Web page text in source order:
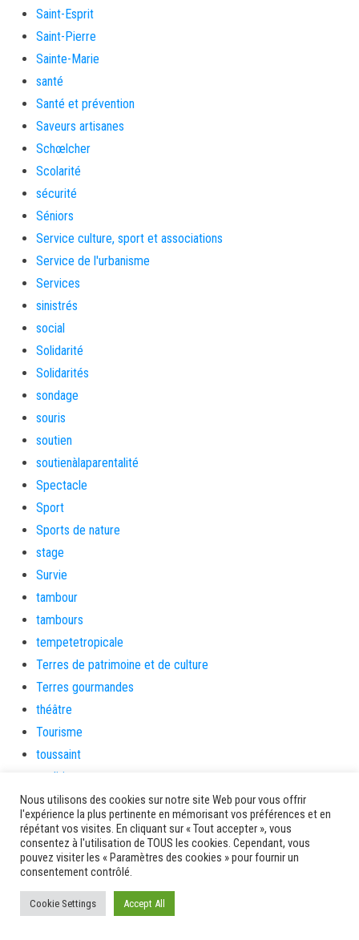
Saint-Esprit
Saint-Pierre
Sainte-Marie
santé
Santé et prévention
Saveurs artisanes
Schœlcher
Scolarité
sécurité
Séniors
Service culture, sport et associations
Service de l'urbanisme
Services
sinistrés
social
Solidarité
Solidarités
sondage
souris
soutien
soutienàlaparentalité
Spectacle
Sport
Sports de nature
stage
Survie
tambour
tambours
tempetetropicale
Terres de patrimoine et de culture
Terres gourmandes
théâtre
Tourisme
toussaint
tradition
Transition Energétique
Transport et routes
Travail
Travaux
Travaux THD
travaux utiles
Nous utilisons des cookies sur notre site Web pour vous offrir
l'expérience la plus pertinente en mémorisant vos préférences et en
répétant vos visites. En cliquant sur « Tout accepter », vous
consentez à l'utilisation de TOUS les cookies. Cependant, vous
pouvez visiter les « Paramètres des cookies » pour fournir un
consentement contrôlé.
Cookie Settings Accept All